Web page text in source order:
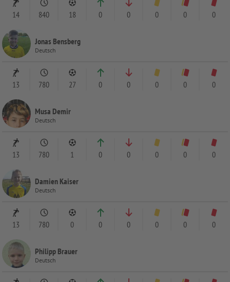
14 840 18 0 0 0 0 0
Jonas Bensberg
Deutsch
13 780 27 0 0 0 0 0
Musa Demir
Deutsch
13 780 1 0 0 0 0 0
Damien Kaiser
Deutsch
13 780 0 0 0 0 0 0
Philipp Brauer
Deutsch